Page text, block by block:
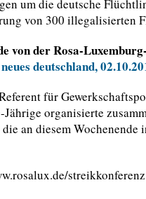
um die deutsche
von 300 illegalisierten
von der Rosa-
neues deutschland,
für
organisierte
an diesem
streikkonferenz